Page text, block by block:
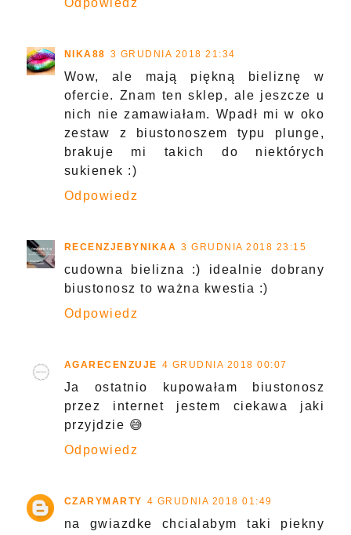
Odpowiedz
NIKA88 3 GRUDNIA 2018 21:34
Wow, ale mają piękną bieliznę w
ofercie. Znam ten sklep, ale jeszcze u
nich nie zamawiałam. Wpadł mi w oko
zestaw z biustonoszem typu plunge,
brakuje mi takich do niektórych
sukienek :)
Odpowiedz
RECENZJEBYNIKAA 3 GRUDNIA 2018 23:15
cudowna bielizna :) idealnie dobrany
biustonosz to ważna kwestia :)
Odpowiedz
AGARECENZUJE 4 GRUDNIA 2018 00:07
Ja ostatnio kupowałam biustonosz
przez internet jestem ciekawa jaki
przyjdzie 😅
Odpowiedz
CZARYMARTY 4 GRUDNIA 2018 01:49
na gwiazdke chcialabym taki piekny